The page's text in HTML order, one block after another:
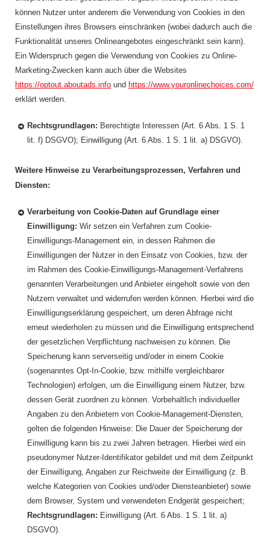
können Nutzer unter anderem die Verwendung von Cookies in den
Einstellungen ihres Browsers einschränken (wobei dadurch auch die
Funktionalität unseres Onlineangebotes eingeschränkt sein kann).
Ein Widerspruch gegen die Verwendung von Cookies zu Online-
Marketing-Zwecken kann auch über die Websites
https://optout.aboutads.info und https://www.youronlinechoices.com/
erklärt werden.
Rechtsgrundlagen: Berechtigte Interessen (Art. 6 Abs. 1 S. 1
lit. f) DSGVO); Einwilligung (Art. 6 Abs. 1 S. 1 lit. a) DSGVO).
Weitere Hinweise zu Verarbeitungsprozessen, Verfahren und
Diensten:
Verarbeitung von Cookie-Daten auf Grundlage einer
Einwilligung: Wir setzen ein Verfahren zum Cookie-
Einwilligungs-Management ein, in dessen Rahmen die
Einwilligungen der Nutzer in den Einsatz von Cookies, bzw. der
im Rahmen des Cookie-Einwilligungs-Management-Verfahrens
genannten Verarbeitungen und Anbieter eingeholt sowie von den
Nutzern verwaltet und widerrufen werden können. Hierbei wird die
Einwilligungserklärung gespeichert, um deren Abfrage nicht
erneut wiederholen zu müssen und die Einwilligung entsprechend
der gesetzlichen Verpflichtung nachweisen zu können. Die
Speicherung kann serverseitig und/oder in einem Cookie
(sogenanntes Opt-In-Cookie, bzw. mithilfe vergleichbarer
Technologien) erfolgen, um die Einwilligung einem Nutzer, bzw.
dessen Gerät zuordnen zu können. Vorbehaltlich individueller
Angaben zu den Anbietern von Cookie-Management-Diensten,
gelten die folgenden Hinweise: Die Dauer der Speicherung der
Einwilligung kann bis zu zwei Jahren betragen. Hierbei wird ein
pseudonymer Nutzer-Identifikator gebildet und mit dem Zeitpunkt
der Einwilligung, Angaben zur Reichweite der Einwilligung (z. B.
welche Kategorien von Cookies und/oder Diensteanbieter) sowie
dem Browser, System und verwendeten Endgerät gespeichert;
Rechtsgrundlagen: Einwilligung (Art. 6 Abs. 1 S. 1 lit. a)
DSGVO).